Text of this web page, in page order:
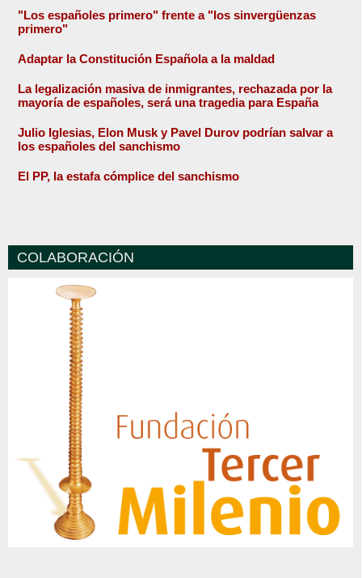
"Los españoles primero" frente a "los sinvergüenzas
primero"
Adaptar la Constitución Española a la maldad
La legalización masiva de inmigrantes, rechazada por la
mayoría de españoles, será una tragedia para España
Julio Iglesias, Elon Musk y Pavel Durov podrían salvar a
los españoles del sanchismo
El PP, la estafa cómplice del sanchismo
COLABORACIÓN